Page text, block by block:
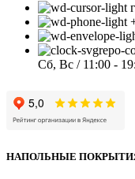
Сб, Вс / 11:00 -
НАПОЛЬНЫЕ